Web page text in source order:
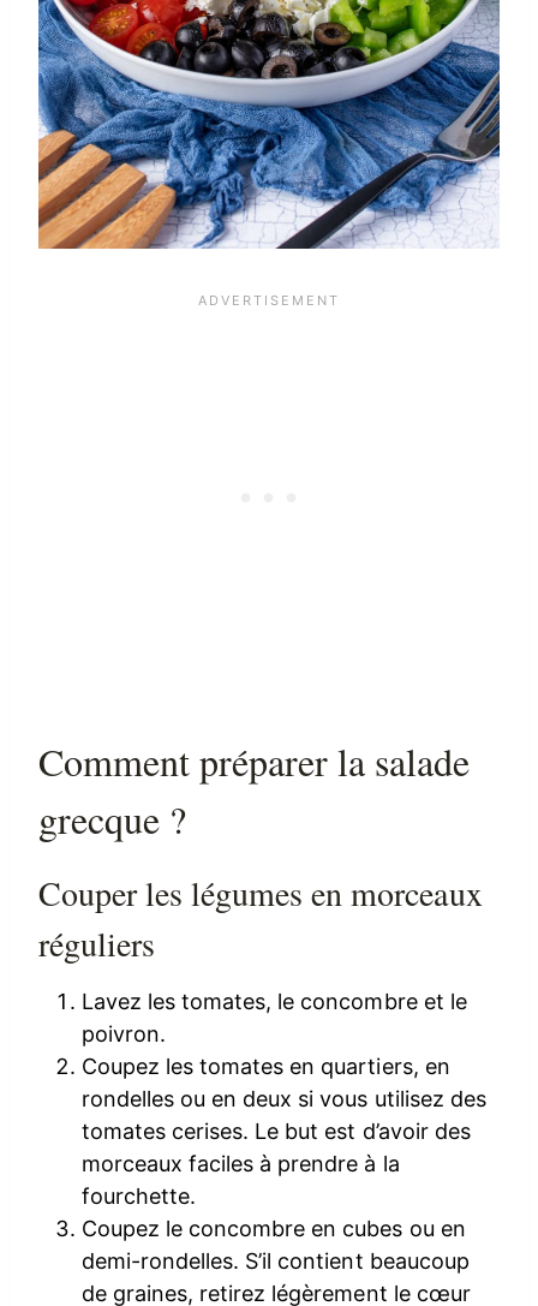
Comment préparer la salade
grecque ?
Couper les légumes en morceaux
réguliers
Lavez les tomates, le concombre et le
poivron.
Coupez les tomates en quartiers, en
rondelles ou en deux si vous utilisez des
tomates cerises. Le but est d’avoir des
morceaux faciles à prendre à la
fourchette.
Coupez le concombre en cubes ou en
demi-rondelles. S’il contient beaucoup
de graines, retirez légèrement le cœur